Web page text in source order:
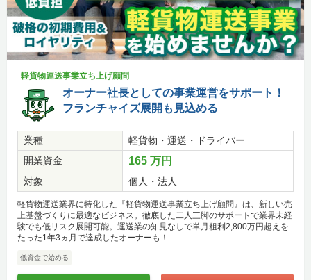
軽貨物運送事業立ち上げ顧問
オーナー社長としての事業運営をサポート！
フランチャイズ展開も見込める
業種
軽貨物・運送・ドライバー
開業資金
165 万円
対象 個人・法人
軽貨物運送業界に特化した『軽貨物運送事業立ち上げ顧問』は、新しい売
上基盤づくりに最適なビジネス。徹底した二人三脚のサポートで業界未経
験でも低リスク展開可能。運送業の知見なしで単月粗利2,800万円超えを
たった1年3ヵ月で達成したオーナーも！
低資金で始める